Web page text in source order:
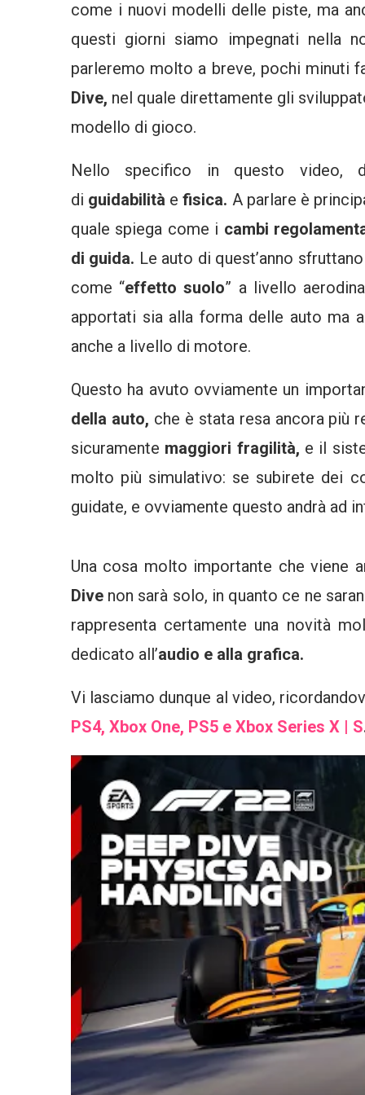
come i nuovi modelli delle piste, ma
questi giorni siamo impegnati nella
parleremo molto a breve, pochi minuti
Dive, nel quale direttamente gli
modello di gioco.
Nello specifico in questo
di guidabilità efisica. A parlare è
quale spiega come i cambi
di guida. Le auto di quest’anno
come “effetto suolo” a livello
apportati sia alla forma delle auto ma
anche a livello di motore.
Questo ha avuto ovviamente un
della auto, che è stata resa ancora più
sicuramente maggiori fragilità, e il
molto più simulativo: se subirete dei
guidate, e ovviamente questo andrà ad
Una cosa molto importante che viene
Dive non sarà solo, in quanto ce ne
rappresenta certamente una novità
dedicato all’audio e alla grafica.
Vi lasciamo dunque al video,
PS4, Xbox One, PS5 e Xbox Series X | S